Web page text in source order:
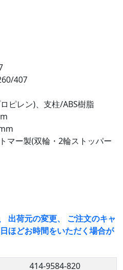
407
ピレン)、支柱/ABS樹脂
マー製(双輪・2輪ストッパー
出荷元の変更、 ご注文のキャ
ほどお時間をいただく場合が
414-9584-820